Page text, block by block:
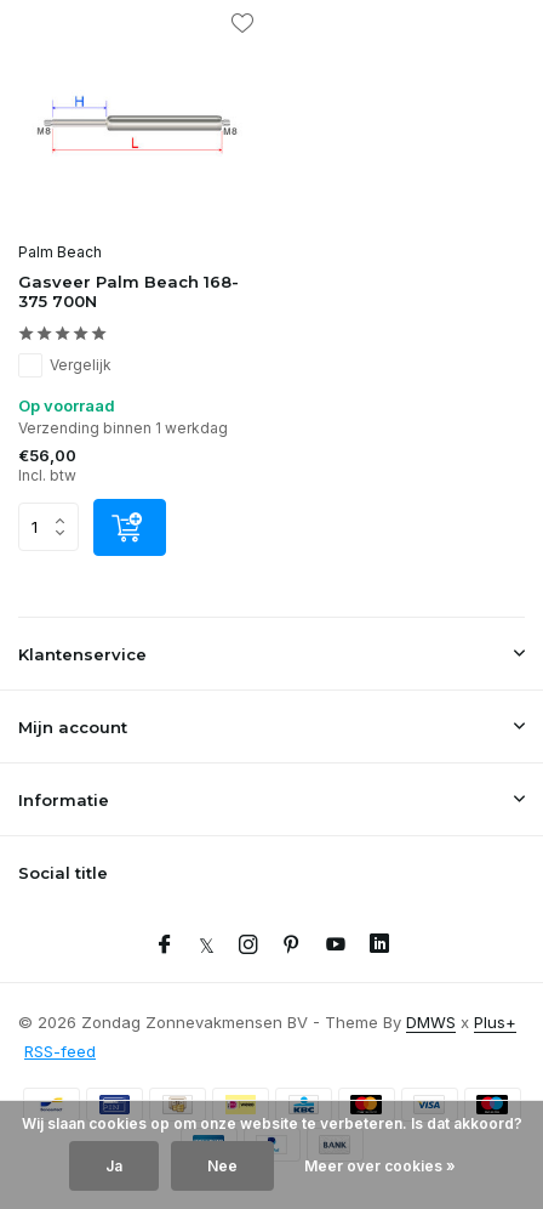
Palm Beach
Gasveer Palm Beach 168-
375 700N
Vergelijk
Op voorraad
Verzending binnen 1 werkdag
€56,00
Incl. btw
Klantenservice
Mijn account
Informatie
Social title
© 2026 Zondag Zonnevakmensen BV - Theme By DMWS x Plus+
RSS-feed
Wij slaan cookies op om onze website te verbeteren. Is dat akkoord?
Ja Nee Meer over cookies »